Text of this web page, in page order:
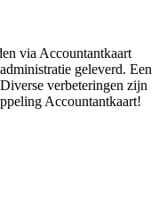
via Accountantkaart
geleverd. Een
verbeteringen zijn
Accountantkaart!